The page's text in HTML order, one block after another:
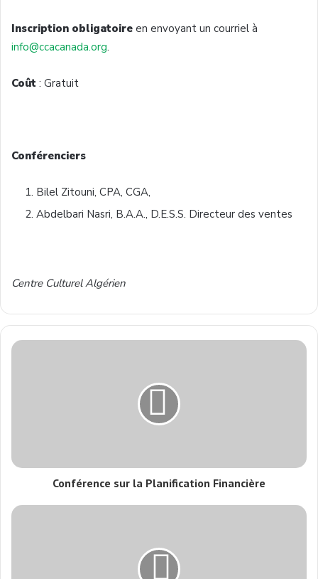
Inscription obligatoire en envoyant un courriel à
info@ccacanada.org.
Coût : Gratuit
Conférenciers
Bilel Zitouni, CPA, CGA,
Abdelbari Nasri, B.A.A., D.E.S.S. Directeur des ventes
Centre Culturel Algérien
Conférence sur la Planification Financière